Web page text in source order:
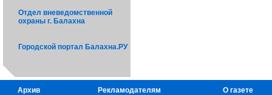
Отдел вневедомственной
охраны г. Балахна
Городской портал Балахна.РУ
Архив Рекламодателям
О газете